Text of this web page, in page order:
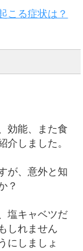
こる症状は？
効能、また食
介しました。
が、意外と知
？
塩キャベツだ
しれません
にしましょ